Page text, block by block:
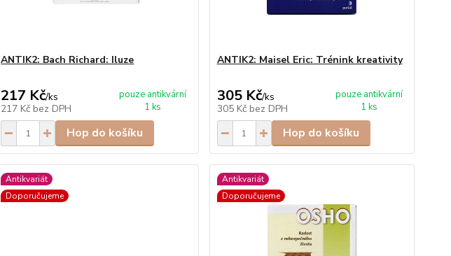
ANTIK2: Bach Richard: Iluze
217 Kč/ks
217 Kč bez DPH
pouze antikvární
1 ks
Hop do košíku
ANTIK2: Maisel Eric: Trénink kreativity
305 Kč/ks
305 Kč bez DPH
pouze antikvární
1 ks
Hop do košíku
Antikvariát
Doporučujeme
Antikvariát
Doporučujeme